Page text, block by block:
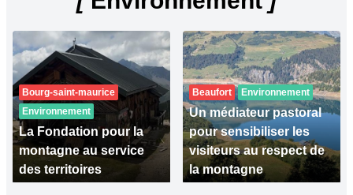
Bourg-saint-maurice
Environnement
La Fondation pour la
montagne au service
des territoires
Beaufort Environnement
Un médiateur pastoral
pour sensibiliser les
visiteurs au respect de
la montagne